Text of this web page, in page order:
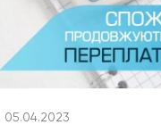
05.04.2023